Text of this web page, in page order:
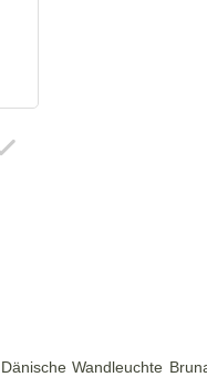
Dänische Wandleuchte